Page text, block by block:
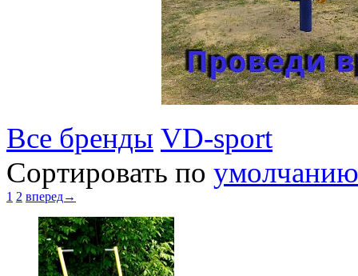
Все бренды VD-sport
Сортировать по умолчанию
1 2 вперед→